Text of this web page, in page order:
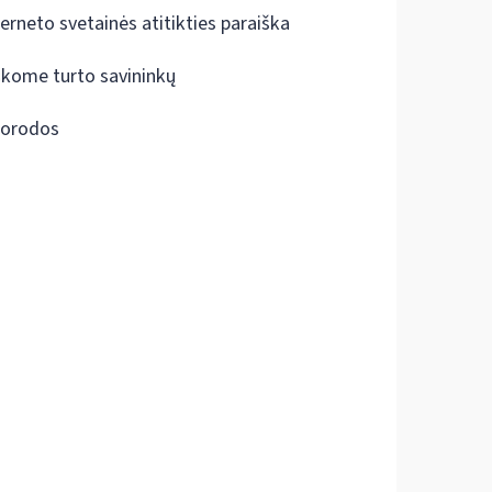
svetainės atitikties paraiška
turto savininkų